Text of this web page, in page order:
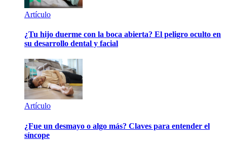
Artículo
¿Tu hijo duerme con la boca abierta? El peligro oculto en
su desarrollo dental y facial
Artículo
¿Fue un desmayo o algo más? Claves para entender el
síncope